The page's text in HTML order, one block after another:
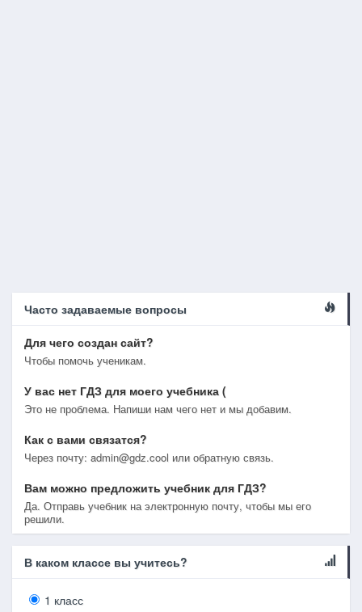
Часто задаваемые вопросы
Для чего создан сайт?
Чтобы помочь ученикам.
У вас нет ГДЗ для моего учебника (
Это не проблема. Напиши нам чего нет и мы добавим.
Как с вами связатся?
Через почту: admin@gdz.cool или обратную связь.
Вам можно предложить учебник для ГДЗ?
Да. Отправь учебник на электронную почту, чтобы мы его
решили.
В каком классе вы учитесь?
1 класс